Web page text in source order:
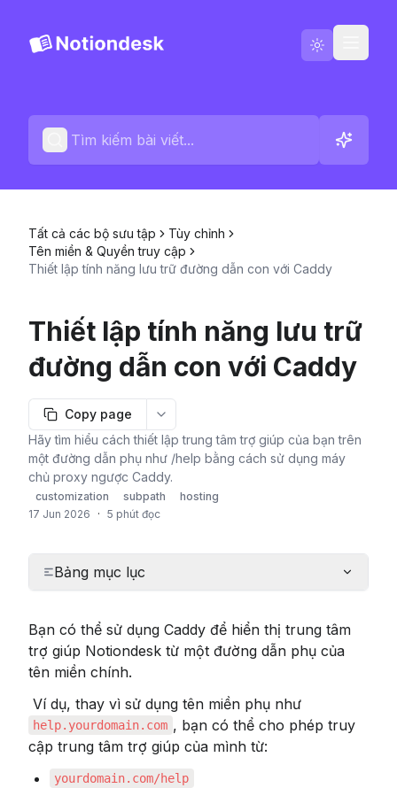
Liên hệ
Tất cả các bộ sưu tập
Tùy chỉnh
Tên miền & Quyền truy cập
Thiết lập tính năng lưu trữ đường dẫn con với Caddy
Thiết lập tính năng lưu trữ
đường dẫn con với Caddy
Copy page
More options
Hãy tìm hiểu cách thiết lập trung tâm trợ giúp của bạn trên
một đường dẫn phụ như /help bằng cách sử dụng máy
chủ proxy ngược Caddy.
customization subpath
hosting
17 Jun 2026
· 5 phút đọc
Bảng mục lục
Bạn có thể sử dụng Caddy để hiển thị trung tâm
trợ giúp Notiondesk từ một đường dẫn phụ của
tên miền chính.
Ví dụ, thay vì sử dụng tên miền phụ như
help.yourdomain.com , bạn có thể cho phép truy
cập trung tâm trợ giúp của mình từ:
yourdomain.com/help